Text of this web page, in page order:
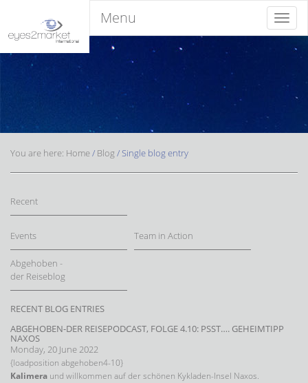
Menu
Menu
You are here: Home/ Blog/Single blog entry
Recent
Events Team in Action
Abgehoben -
der Reiseblog
RECENT BLOG ENTRIES
ABGEHOBEN-DER REISEPODCAST, FOLGE 4.10: PSST…. GEHEIMTIPP
NAXOS
Monday, 20 June 2022
{loadposition abgehoben4-10}
Kalimera und willkommen auf der schönen Kykladen-Insel Naxos.